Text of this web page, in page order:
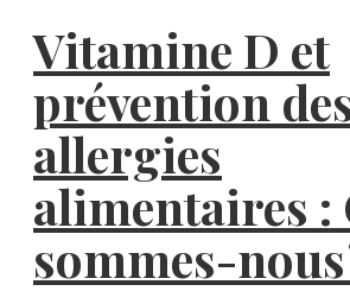
Vitamine D et
prévention
allergies
alimentaires :
sommes-nous